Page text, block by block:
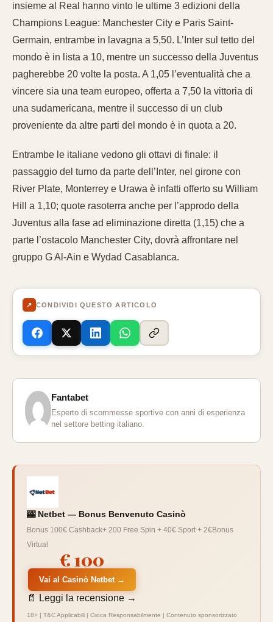
insieme al Real hanno vinto le ultime 3 edizioni della
Champions League: Manchester City e Paris Saint-
Germain, entrambe in lavagna a 5,50. L’Inter sul tetto del
mondo è in lista a 10, mentre un successo della Juventus
pagherebbe 20 volte la posta. A 1,05 l’eventualità che a
vincere sia una team europeo, offerta a 7,50 la vittoria di
una sudamericana, mentre il successo di un club
proveniente da altre parti del mondo è in quota a 20.
Entrambe le italiane vedono gli ottavi di finale: il
passaggio del turno da parte dell’Inter, nel girone con
River Plate, Monterrey e Urawa è infatti offerto su William
Hill a 1,10; quote rasoterra anche per l’approdo della
Juventus alla fase ad eliminazione diretta (1,15) che a
parte l’ostacolo Manchester City, dovrà affrontare nel
gruppo G Al-Ain e Wydad Casablanca.
↗ CONDIVIDI QUESTO ARTICOLO
Fantabet
Esperto di scommesse sportive con anni di esperienza
nel settore betting italiano.
🎰 Netbet — Bonus Benvenuto Casinò
Bonus 100€ Cashback+ 200 Free Spin + 40€ Sport + 2€Bonus
Virtual
€ 100
Vai al Casinò Netbet →
📄 Leggi la recensione →
18+ | T&C Applicabili | Gioca Responsabilmente | Contenuto sponsorizzato